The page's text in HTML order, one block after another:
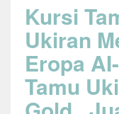
Kursi
Ukiran
Eropa
Tamu